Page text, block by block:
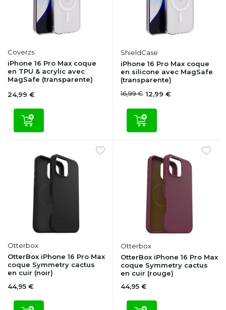
Coverzs
iPhone 16 Pro Max coque
en TPU & acrylic avec
MagSafe (transparente)
24,99 €
ShieldCase
iPhone 16 Pro Max coque
en silicone avec MagSafe
(transparente)
16,99 € 12,99 €
Otterbox
OtterBox iPhone 16 Pro Max
coque Symmetry cactus
en cuir (noir)
44,95 €
Otterbox
OtterBox iPhone 16 Pro Max
coque Symmetry cactus
en cuir (rouge)
44,95 €